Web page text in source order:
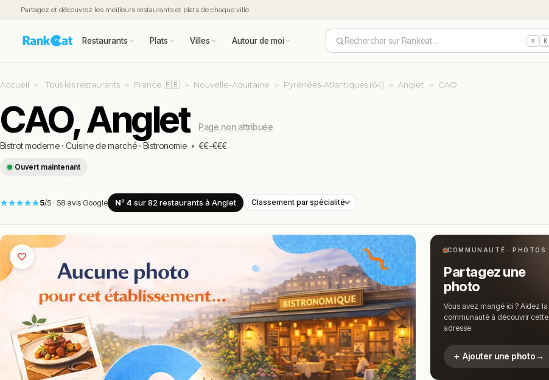
Partagez et découvrez les meilleurs restaurants et plats de chaque ville
Restaurants Plats Villes Autour de moi Rechercher sur Rankeat… ⌘ K
Accueil Tous les restaurants France 🇫🇷 Nouvelle-Aquitaine Pyrénées-Atlantiques (64) Anglet CAO
CAO, Anglet
Page non attribuée
Bistrot moderne · Cuisine de marché · Bistronomie • €€-€€€
Ouvert maintenant
5/5 · 58 avis Google Nº 4sur 82 restaurants à Anglet Classement par spécialité
COMMUNAUTÉ · PHOTOS
Partagez une
photo
Vous avez mangé ici ? Aidez la
communauté à découvrir cette
adresse.
＋ Ajouter une photo→